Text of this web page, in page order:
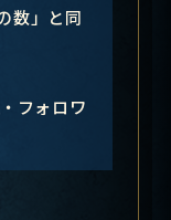
数」と同
フォロワ